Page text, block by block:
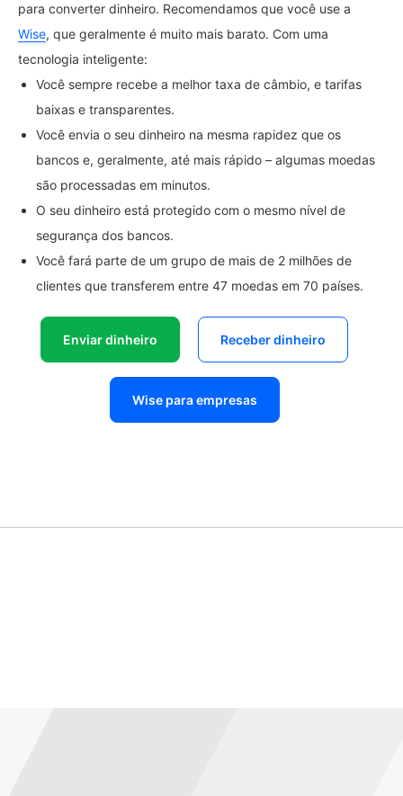
para converter dinheiro. Recomendamos que você use a
Wise, que geralmente é muito mais barato. Com uma
tecnologia inteligente:
Você sempre recebe a melhor taxa de câmbio, e tarifas
baixas e transparentes.
Você envia o seu dinheiro na mesma rapidez que os
bancos e, geralmente, até mais rápido – algumas moedas
são processadas em minutos.
O seu dinheiro está protegido com o mesmo nível de
segurança dos bancos.
Você fará parte de um grupo de mais de 2 milhões de
clientes que transferem entre 47 moedas em 70 países.
Enviar dinheiro Receber dinheiro
Wise para empresas